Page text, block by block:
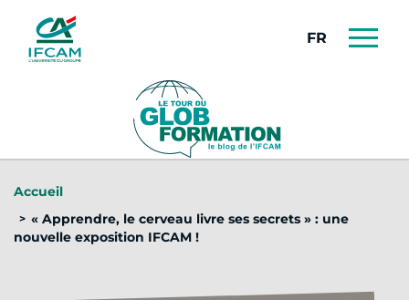
FRANÇAIS
Accueil
« Apprendre, le cerveau livre ses secrets » : une
nouvelle exposition IFCAM !